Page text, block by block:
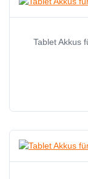
Tablet Akkus